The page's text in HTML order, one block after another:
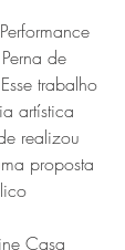
de
trabalho
artística
realizou
proposta
Casa